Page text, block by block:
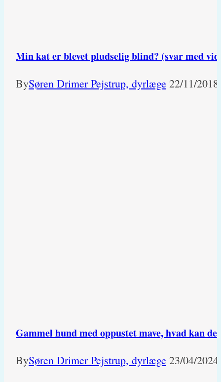
Min kat er blevet pludselig blind? (svar med
BySøren Drimer Pejstrup, dyrlæge 22/11/2018
Gammel hund med oppustet mave, hvad kan
BySøren Drimer Pejstrup, dyrlæge 23/04/2024